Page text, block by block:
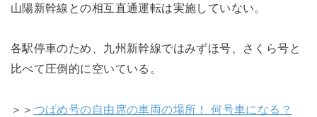
山陽新幹線との相互直通運転は実施していない。
各駅停車のため、九州新幹線ではみずほ号、さくら号と
比べて圧倒的に空いている。
＞＞ つばめ号の自由席の車両の場所！ 何号車になる？